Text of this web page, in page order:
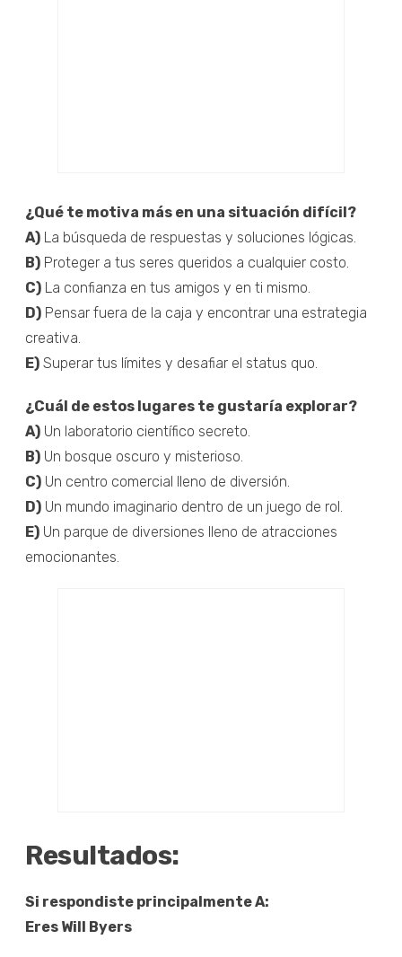
¿Qué te motiva más en una situación difícil?
A) La búsqueda de respuestas y soluciones lógicas.
B) Proteger a tus seres queridos a cualquier costo.
C) La confianza en tus amigos y en ti mismo.
D) Pensar fuera de la caja y encontrar una estrategia
creativa.
E) Superar tus límites y desafiar el status quo.
¿Cuál de estos lugares te gustaría explorar?
A) Un laboratorio científico secreto.
B) Un bosque oscuro y misterioso.
C) Un centro comercial lleno de diversión.
D) Un mundo imaginario dentro de un juego de rol.
E) Un parque de diversiones lleno de atracciones
emocionantes.
Resultados:
Si respondiste principalmente A:
Eres Will Byers